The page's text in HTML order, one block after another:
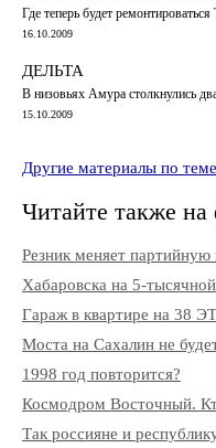
Где теперь будет
16.10.2009
ДЕЛЬТА
В низовьях Амура столкнулись
15.10.2009
Другие материалы по
Читайте также
Резник меняет партийную
Хабаровска на 5-
Гараж в квартире на 38
Моста на Сахалин не
1998 год повторится?
Космодром Восточный.
Так россияне и